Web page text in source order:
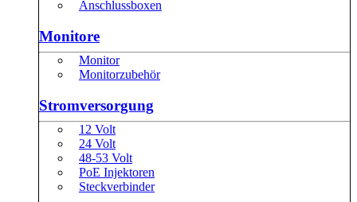
Anschlussboxen
Monitore
Monitor
Monitorzubehör
Stromversorgung
12 Volt
24 Volt
48-53 Volt
PoE Injektoren
Steckverbinder